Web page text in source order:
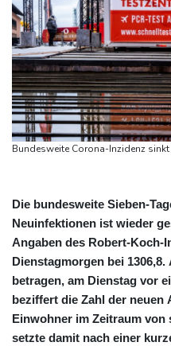
Bundesweite Corona-Inzidenz
Die bundesweite Sieben-
Neuinfektionen ist wieder
Angaben des Robert-Koch-
Dienstagmorgen bei
betragen, am Dienstag vor
beziffert die Zahl der neuen
Einwohner im Zeitraum von
setzte damit nach einer